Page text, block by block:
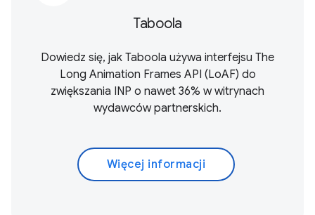
Taboola
Dowiedz się, jak Taboola używa interfejsu The
Long Animation Frames API (LoAF) do
zwiększania INP o nawet 36% w witrynach
wydawców partnerskich.
Więcej informacji